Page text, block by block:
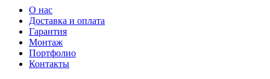
О нас
Доставка и оплата
Гарантия
Монтаж
Портфолио
Контакты